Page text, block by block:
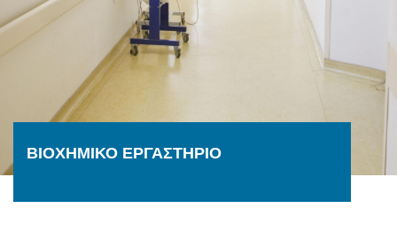
ΒΙΟΧΗΜΙΚΟ ΕΡΓΑΣΤΗΡΙΟ